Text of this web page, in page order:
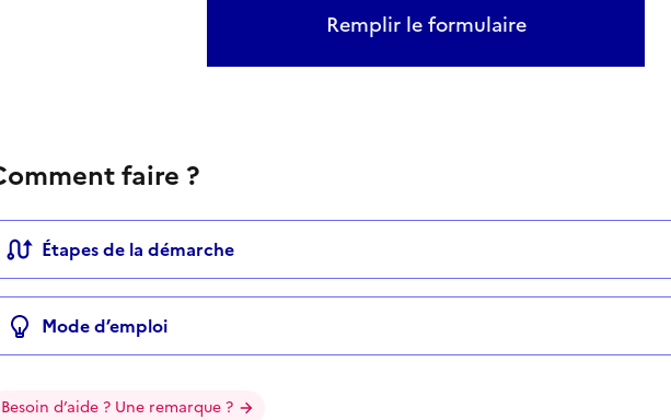
Remplir le formulaire
faire ?
Étapes de la démarche
Mode d’emploi
Besoin d’aide ? Une remarque ?